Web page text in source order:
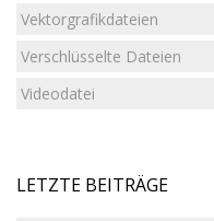
Vektorgrafikdateien
Verschlüsselte Dateien
Videodatei
LETZTE BEITRÄGE